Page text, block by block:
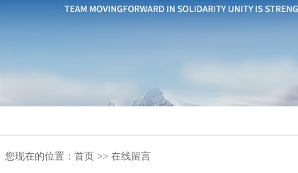
您现在的位置： 首页 >> 在线留言